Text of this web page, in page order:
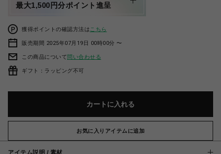
最大1,500円分ポイント進呈
獲得ポイントの確認方法は こちら
販売期間 2025年07月19日 00時00分 〜
この商品について問い合わせる
ギフト：ラッピング不可
カートに入れる
お気に入りアイテムに追加
アイテム説明 / 素材